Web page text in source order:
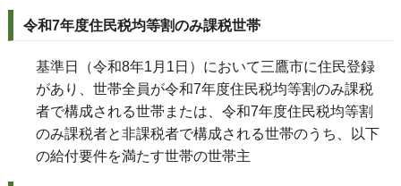
令和7年度住民税均等割のみ課税世帯
基準日（令和8年1月1日）において三鷹市に住民登録
があり、世帯全員が令和7年度住民税均等割のみ課税
者で構成される世帯または、令和7年度住民税均等割
のみ課税者と非課税者で構成される世帯のうち、以下
の給付要件を満たす世帯の世帯主